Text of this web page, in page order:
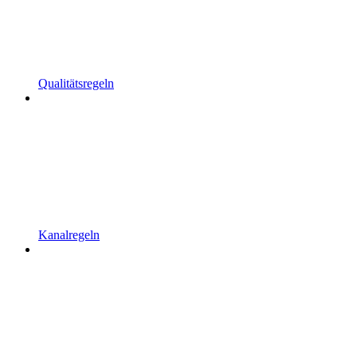
Qualitätsregeln
Kanalregeln